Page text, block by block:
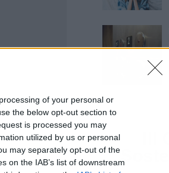
of your personal or
the below opt-out section to
is processed you may
utilized by us or personal
may separately opt-out of the
on the IAB’s list of downstream